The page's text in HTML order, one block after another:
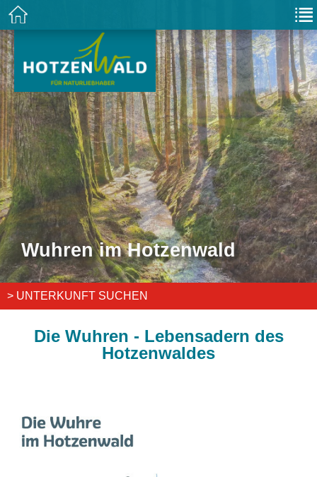
Wuhren im Hotzenwald
> UNTERKUNFT SUCHEN
Die Wuhren - Lebensadern des
Hotzenwaldes